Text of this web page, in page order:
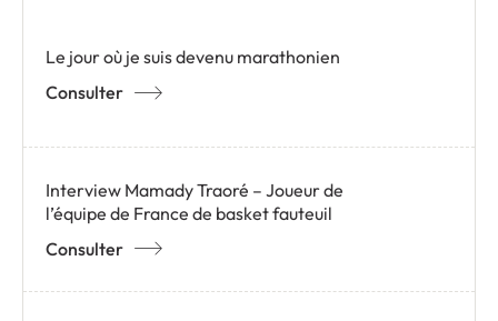
Le jour où je suis devenu marathonien
Consulter
Interview Mamady Traoré – Joueur de
l’équipe de France de basket fauteuil
Consulter